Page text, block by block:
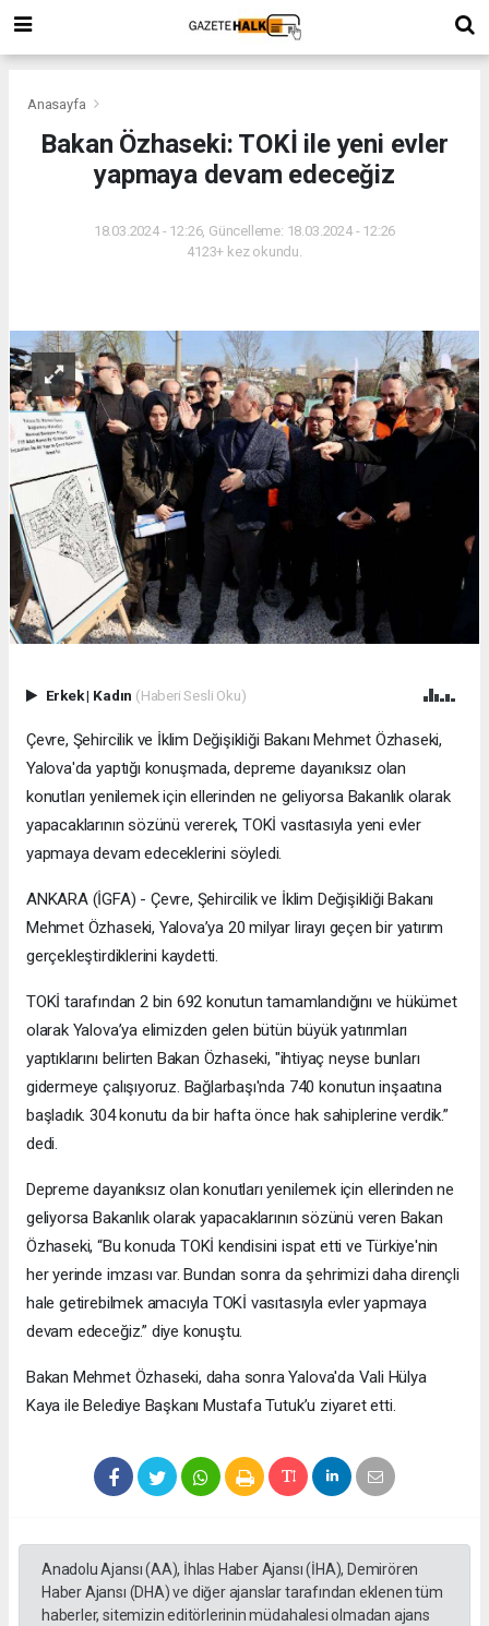
Anasayfa
Bakan Özhaseki: TOKİ ile yeni evler
yapmaya devam edeceğiz
18.03.2024 - 12:26, Güncelleme: 18.03.2024 - 12:26
4123+ kez okundu.
Erkek| Kadın (Haberi Sesli Oku)
Çevre, Şehircilik ve İklim Değişikliği Bakanı Mehmet Özhaseki,
Yalova'da yaptığı konuşmada, depreme dayanıksız olan
konutları yenilemek için ellerinden ne geliyorsa Bakanlık olarak
yapacaklarının sözünü vererek, TOKİ vasıtasıyla yeni evler
yapmaya devam edeceklerini söyledi.
ANKARA (İGFA) - Çevre, Şehircilik ve İklim Değişikliği Bakanı
Mehmet Özhaseki, Yalova’ya 20 milyar lirayı geçen bir yatırım
gerçekleştirdiklerini kaydetti.
TOKİ tarafından 2 bin 692 konutun tamamlandığını ve hükümet
olarak Yalova’ya elimizden gelen bütün büyük yatırımları
yaptıklarını belirten Bakan Özhaseki, "ihtiyaç neyse bunları
gidermeye çalışıyoruz. Bağlarbaşı'nda 740 konutun inşaatına
başladık. 304 konutu da bir hafta önce hak sahiplerine verdik.”
dedi.
Depreme dayanıksız olan konutları yenilemek için ellerinden ne
geliyorsa Bakanlık olarak yapacaklarının sözünü veren Bakan
Özhaseki, “Bu konuda TOKİ kendisini ispat etti ve Türkiye'nin
her yerinde imzası var. Bundan sonra da şehrimizi daha dirençli
hale getirebilmek amacıyla TOKİ vasıtasıyla evler yapmaya
devam edeceğiz.” diye konuştu.
Bakan Mehmet Özhaseki, daha sonra Yalova'da Vali Hülya
Kaya ile Belediye Başkanı Mustafa Tutuk’u ziyaret etti.
Anadolu Ajansı (AA), İhlas Haber Ajansı (İHA), Demirören
Haber Ajansı (DHA) ve diğer ajanslar tarafından eklenen tüm
haberler, sitemizin editörlerinin müdahalesi olmadan ajans